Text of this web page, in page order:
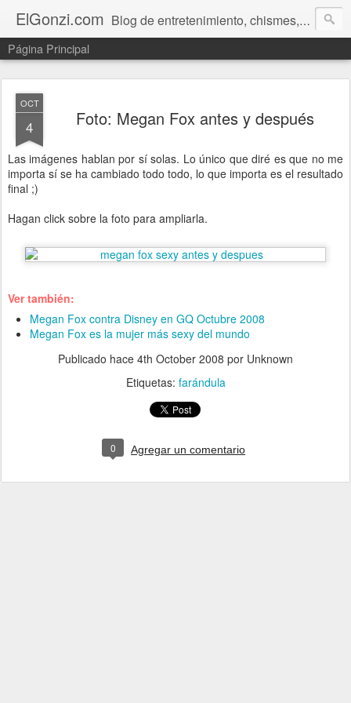
ElGonzi.com Blog de entretenimiento, chismes, humor, farándula, curiosidades, ovnis, noticias calientes, fotos, videos, paranormal y ¡más!
Página Principal
OCT
4 Foto: Megan Fox antes y después
Las imágenes hablan por sí solas. Lo único que diré es que no me
importa sí se ha cambiado todo todo, lo que importa es el resultado
final ;)
Hagan click sobre la foto para ampliarla.
Ver también:
Megan Fox contra Disney en GQ Octubre 2008
Megan Fox es la mujer más sexy del mundo
Publicado hace 4th October 2008 por Unknown
Etiquetas: farándula
0 Agregar un comentario